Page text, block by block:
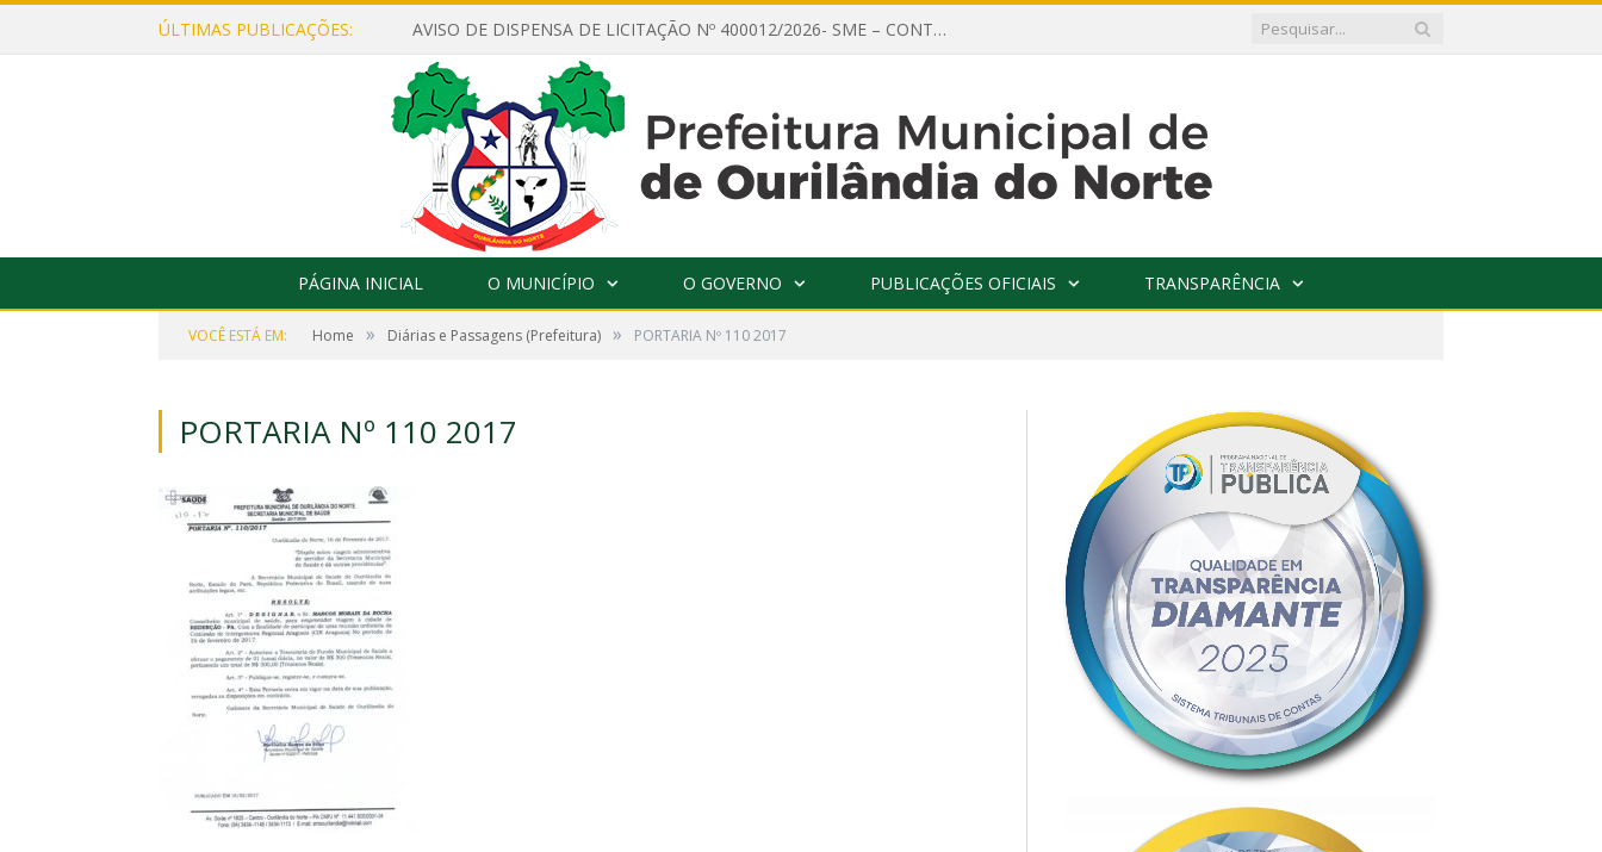
ÚLTIMAS PUBLICAÇÕES: AVISO DE DISPENSA DE LICITAÇÃO Nº 400012/2026- SME – CONTRATAÇÃO DE EMPRESA ESPECIALIZADA PARA LOCAÇÃO DE ÔNIBUS EXECUTIVO COM CAPACIDADE DE 60 (SESSENTA) POLTRONAS, PARA TRANSPORTAR PROFESSORES RESPONSÁVEIS E ALUNOS PARA BRASÍLIA, COM SAÍDA DIA 10/08/2026 E RETORNO DIA 14/08/2026
PÁGINA INICIAL O MUNICÍPIO O GOVERNO PUBLICAÇÕES OFICIAIS TRANSPARÊNCIA
VOCÊ ESTÁ EM: Home » Diárias e Passagens (Prefeitura) » PORTARIA Nº 110 2017
PORTARIA Nº 110 2017